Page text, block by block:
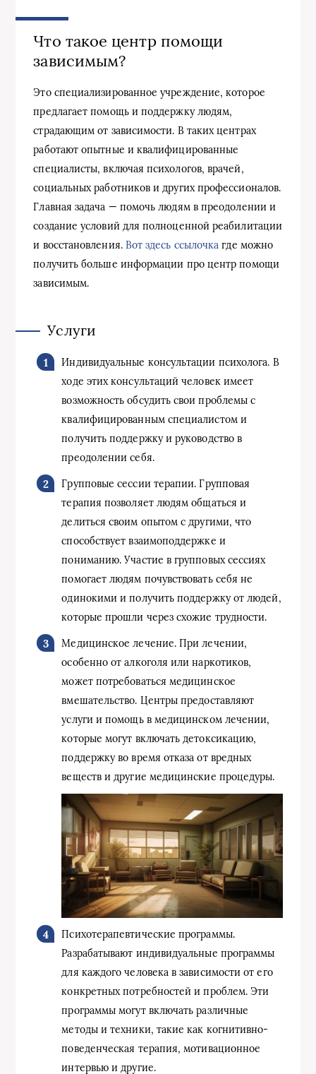
Что такое центр помощи
зависимым?
Это специализированное учреждение, которое
предлагает помощь и поддержку людям,
страдающим от зависимости. В таких центрах
работают опытные и квалифицированные
специалисты, включая психологов, врачей,
социальных работников и других профессионалов.
Главная задача — помочь людям в преодолении и
создание условий для полноценной реабилитации
и восстановления. Вот здесь ссылочка где можно
получить больше информации про центр помощи
зависимым.
Услуги
Индивидуальные консультации психолога. В
ходе этих консультаций человек имеет
возможность обсудить свои проблемы с
квалифицированным специалистом и
получить поддержку и руководство в
преодолении себя.
Групповые сессии терапии. Групповая
терапия позволяет людям общаться и
делиться своим опытом с другими, что
способствует взаимоподдержке и
пониманию. Участие в групповых сессиях
помогает людям почувствовать себя не
одинокими и получить поддержку от людей,
которые прошли через схожие трудности.
Медицинское лечение. При лечении,
особенно от алкоголя или наркотиков,
может потребоваться медицинское
вмешательство. Центры предоставляют
услуги и помощь в медицинском лечении,
которые могут включать детоксикацию,
поддержку во время отказа от вредных
веществ и другие медицинские процедуры.
Психотерапевтические программы.
Разрабатывают индивидуальные программы
для каждого человека в зависимости от его
конкретных потребностей и проблем. Эти
программы могут включать различные
методы и техники, такие как когнитивно-
поведенческая терапия, мотивационное
интервью и другие.